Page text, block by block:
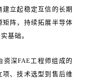
立起稳定互信的长期
阵，持续拓展半导体
基础。
深FAE工程师组成的
、技术选型到售后维